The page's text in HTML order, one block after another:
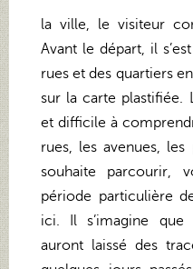
la ville, le visiteur
Avant le départ, il
rues et des quartiers
sur la carte plastifiée.
et difficile à
rues, les avenues, les
souhaite parcourir,
période particulière
ici. Il s’imagine que
auront laissé des